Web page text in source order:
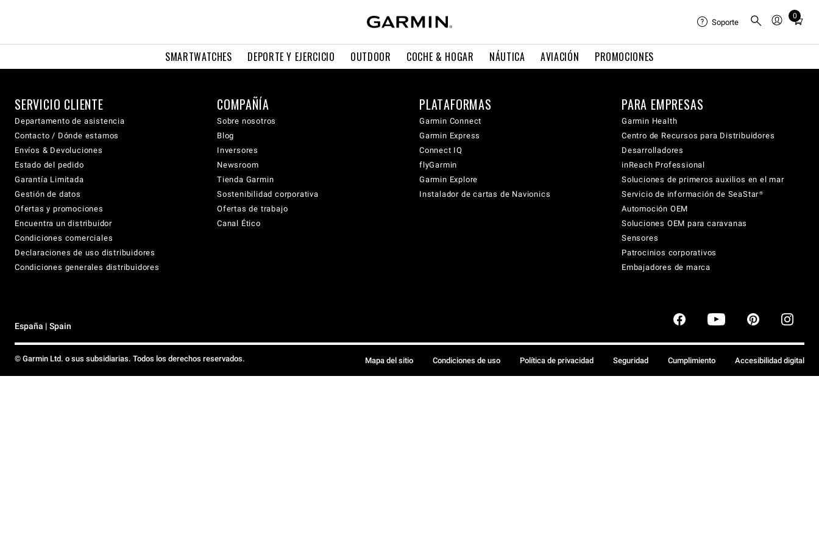
SMARTWATCHES DEPORTE Y EJERCICIO OUTDOOR COCHE & HOGAR NÁUTICA AVIACIÓN PROMOCIONES
Soporte
0
Total
cart:
SERVICIO CLIENTE
Departamento de asistencia
Contacto / Dónde estamos
Envíos & Devoluciones
Estado del pedido
Garantía Limitada
Gestión de datos
Ofertas y promociones
Encuentra un distribuidor
Condiciones comerciales
Declaraciones de uso distribuidores
Condiciones generales distribuidores
COMPAÑÍA
Sobre nosotros
Blog
Inversores
Newsroom
Tienda Garmin
Sostenibilidad corporativa
Ofertas de trabajo
Canal Ético
PLATAFORMAS
Garmin Connect
Garmin Express
Connect IQ
flyGarmin
Garmin Explore
Instalador de cartas de Navionics
PARA EMPRESAS
Garmin Health
Centro de Recursos para Distribuidores
Desarrolladores
inReach Professional
Soluciones de primeros auxilios en el mar
Servicio de información de SeaStar®
Automoción OEM
Soluciones OEM para caravanas
Sensores
Patrocinios corporativos
Embajadores de marca
España | Spain
© Garmin Ltd. o sus subsidiarias. Todos los derechos reservados. Mapa del sitio Condiciones de uso Política de privacidad Seguridad Cumplimiento Accesibilidad digital